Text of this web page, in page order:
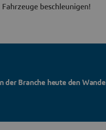
beschleunigen!
der Branche heute den